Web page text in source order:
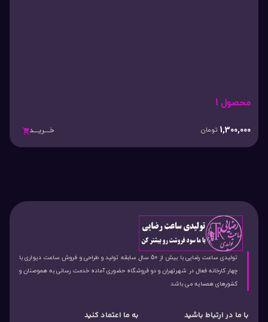
محصول 1
1,300,000 تومان خـــریـــد
تولیدی ساعت رضایی با بیش از 50 سال سابقه تولید و طراحی و فروش ساعت دیواری با
چهار کارخانه فعال در شهرتهران و دو فروشگاه حضوری آماده خدمت رسانی به هموصنان و
کشورهای همسایه می باشد
با ما در ارتباط باشید به ما اعتماد کنید